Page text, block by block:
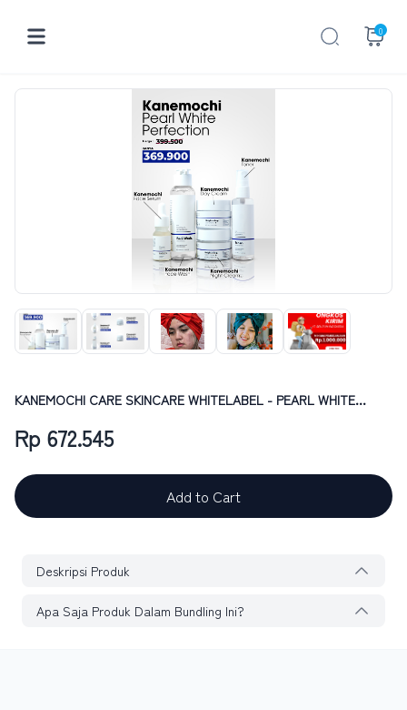
0
KANEMOCHI CARE SKINCARE WHITELABEL - PEARL WHITE...
Rp 672.545
Add to Cart
Deskripsi Produk
Apa Saja Produk Dalam Bundling Ini?